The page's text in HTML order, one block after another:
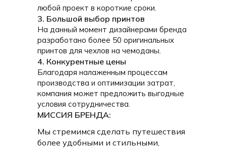
ПРИ РАЗРАБОТКЕ ЧЕХЛОВ БЫЛИ УЧТЕНЫ ВСЕ
ПОТРЕБНОСТИ ПУТЕШЕСТВЕННИКОВ:
любой проект в короткие сроки.
3. Большой выбор принтов
На данный момент дизайнерами бренда
разработано более 50 оригинальных
принтов для чехлов на чемоданы.
4. Конкурентные цены
Благодаря налаженным процессам
производства и оптимизации затрат,
компания может предложить выгодные
условия сотрудничества.
МИССИЯ БРЕНДА:
Мы стремимся сделать путешествия
более удобными и стильными,